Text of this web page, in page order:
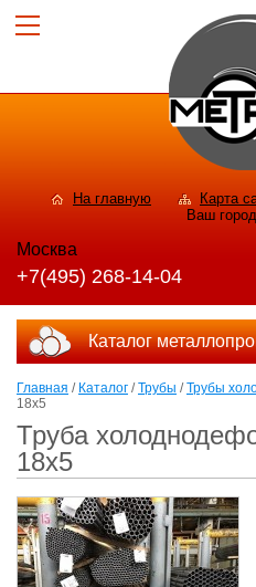
На главную Карта
Ваш
Москва
+7(495) 268-14-04
Каталог
Главная / Каталог /Трубы /Трубы
18х5
Труба
18х5